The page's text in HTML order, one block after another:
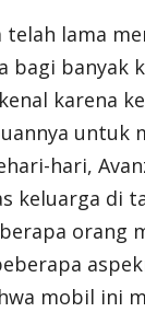
telah lama
bagi banyak
karena
untuk
hari,
keluarga di
orang
mobil ini